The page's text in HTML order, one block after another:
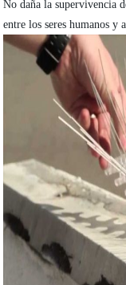
No daña la supervivencia
entre los seres humanos y